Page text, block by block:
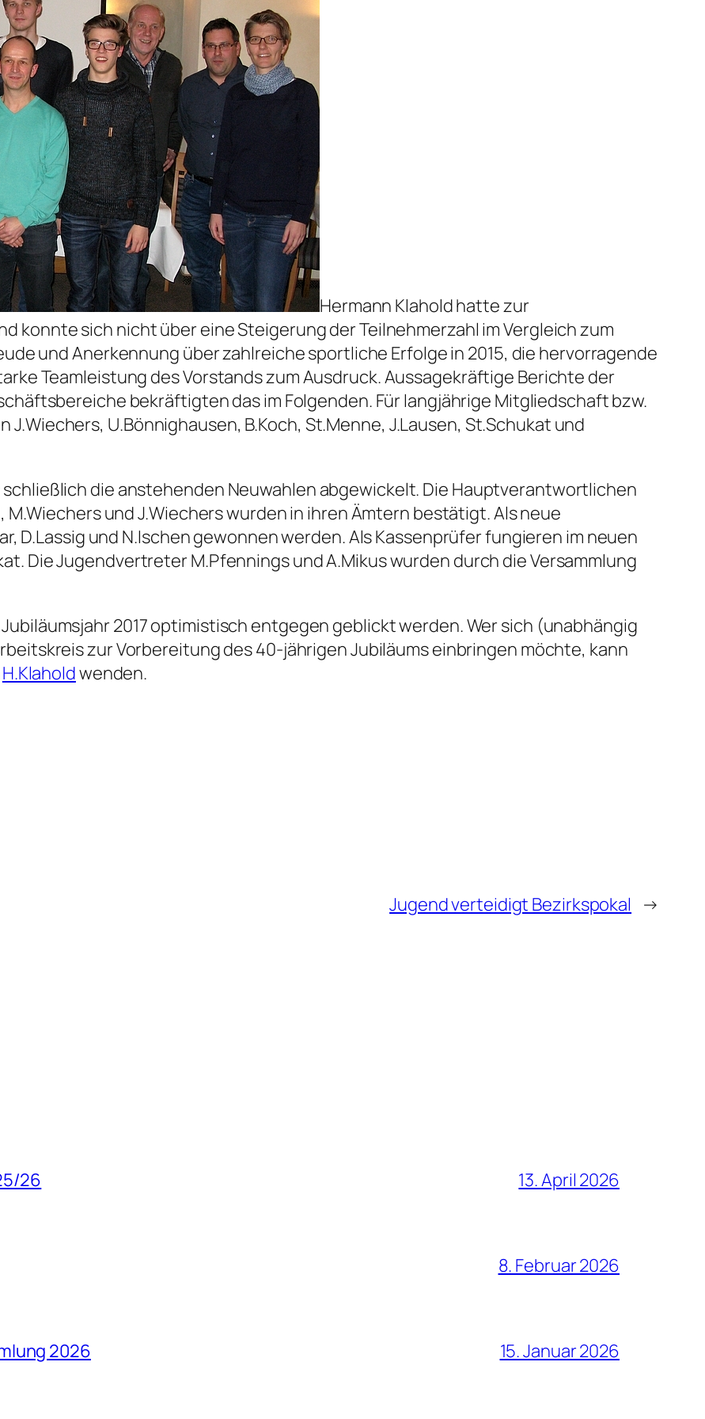
Hermann Klahold hatte zur
konnte sich nicht über eine Steigerung der Teilnehmerzahl im Vergleich zum
und Anerkennung über zahlreiche sportliche Erfolge in 2015, die hervorragende
Teamleistung des Vorstands zum Ausdruck. Aussagekräftige Berichte der
bekräftigten das im Folgenden. Für langjährige Mitgliedschaft bzw.
U.Bönnighausen, B.Koch, St.Menne, J.Lausen, St.Schukat und
die anstehenden Neuwahlen abgewickelt. Die Hauptverantwortlichen
M.Wiechers und J.Wiechers wurden in ihren Ämtern bestätigt. Als neue
D.Lassig und N.Ischen gewonnen werden. Als Kassenprüfer fungieren im neuen
Die Jugendvertreter M.Pfennings und A.Mikus wurden durch die Versammlung
2017 optimistisch entgegen geblickt werden. Wer sich (unabhängig
zur Vorbereitung des 40-jährigen Jubiläums einbringen möchte, kann
H.Klaholdwenden.
Jugend verteidigt Bezirkspokal →
26 13. April 2026
8. Februar 2026
2026 15. Januar 2026